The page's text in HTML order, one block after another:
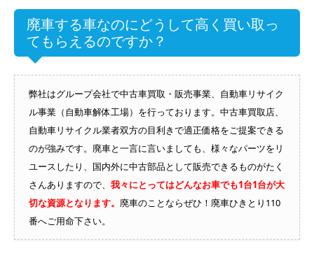
廃車する車なのにどうして高く買い取っ
てもらえるのですか？
弊社はグループ会社で中古車買取・販売事業、自動車リサイク
ル事業（自動車解体工場）を行っております。中古車買取店、
自動車リサイクル業者双方の目利きで適正価格をご提案できる
のが強みです。廃車と一言に言いましても、様々なパーツをリ
ユースしたり、国内外に中古部品として販売できるものがたく
さんありますので、 我々にとってはどんなお車でも1台1台が大
切な資源となります。 廃車のことならぜひ！廃車ひきとり110
番へご用命下さい。